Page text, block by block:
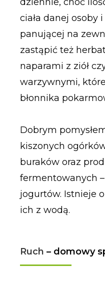
dziennie, choć
ciała danej osoby
panującej na
zastąpić też
naparami z ziół
warzywnymi,
błonnika
Dobrym
kiszonych
buraków oraz
fermentowanych
jogurtów. Istnieje
ich z wodą.
Ruch – domowy